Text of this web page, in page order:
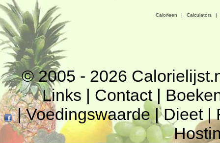
Calorieen | Calculators |
© 2005 - 2026
Links | Contact|
|Voedingswaarde|Dieet|